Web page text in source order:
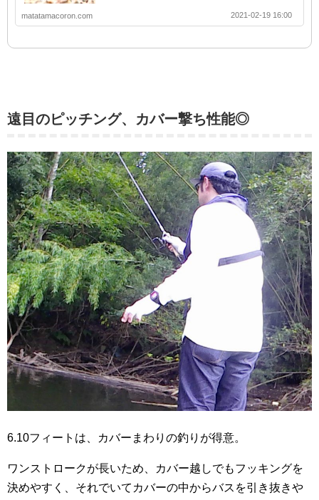
matatamacoron.com 2021-02-19 16:00
遠目のピッチング、カバー撃ち性能◎
6.10フィートは、カバーまわりの釣りが得意。
ワンストロークが長いため、カバー越しでもフッキングを
決めやすく、それでいてカバーの中からバスを引き抜きや